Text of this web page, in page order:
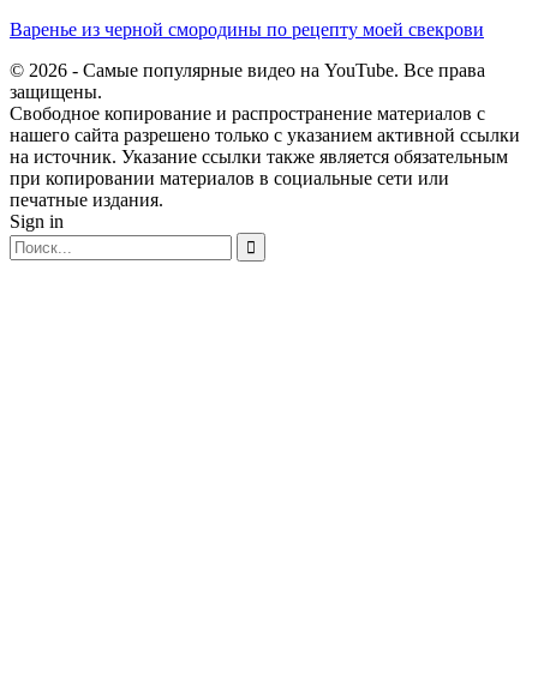
Варенье из черной смородины по рецепту моей свекрови
© 2026 - Самые популярные видео на YouTube. Все права
защищены.
Свободное копирование и распространение материалов с
нашего сайта разрешено только с указанием активной ссылки
на источник. Указание ссылки также является обязательным
при копировании материалов в социальные сети или
печатные издания.
Sign in